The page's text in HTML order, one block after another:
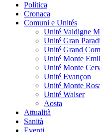
Politica
Cronaca
Comuni e Unités
Unité Valdigne
Unité Gran
Unité Grand
Unité Monte
Unité Monte
Unité Evançon
Unité Monte
Unité Walser
Aosta
Attualità
Sanità